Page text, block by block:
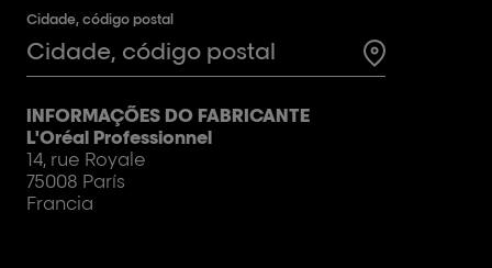
Cidade, código postal
Test
INFORMAÇÕES DO FABRICANTE
L'Oréal Professionnel
14, rue Royale
75008 París
Francia